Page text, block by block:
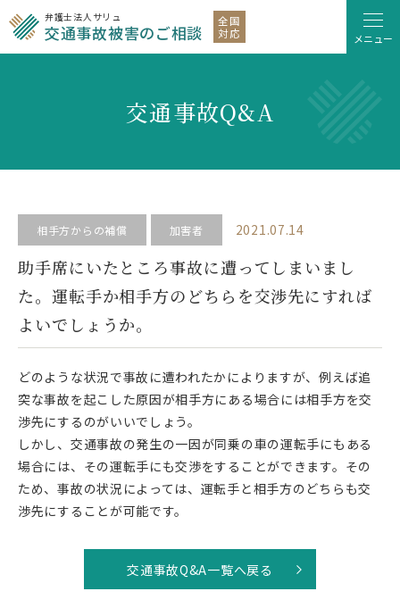
弁護士法人サリュ
交通事故被害のご相談
全国
対応
メニュー
交通事故Q&A
相手方からの補償 加害者 2021.07.14
助手席にいたところ事故に遭ってしまいまし
た。運転手か相手方のどちらを交渉先にすれば
よいでしょうか。
どのような状況で事故に遭われたかによりますが、例えば追
突な事故を起こした原因が相手方にある場合には相手方を交
渉先にするのがいいでしょう。
しかし、交通事故の発生の一因が同乗の車の運転手にもある
場合には、その運転手にも交渉をすることができます。その
ため、事故の状況によっては、運転手と相手方のどちらも交
渉先にすることが可能です。
交通事故Q&A一覧へ戻る